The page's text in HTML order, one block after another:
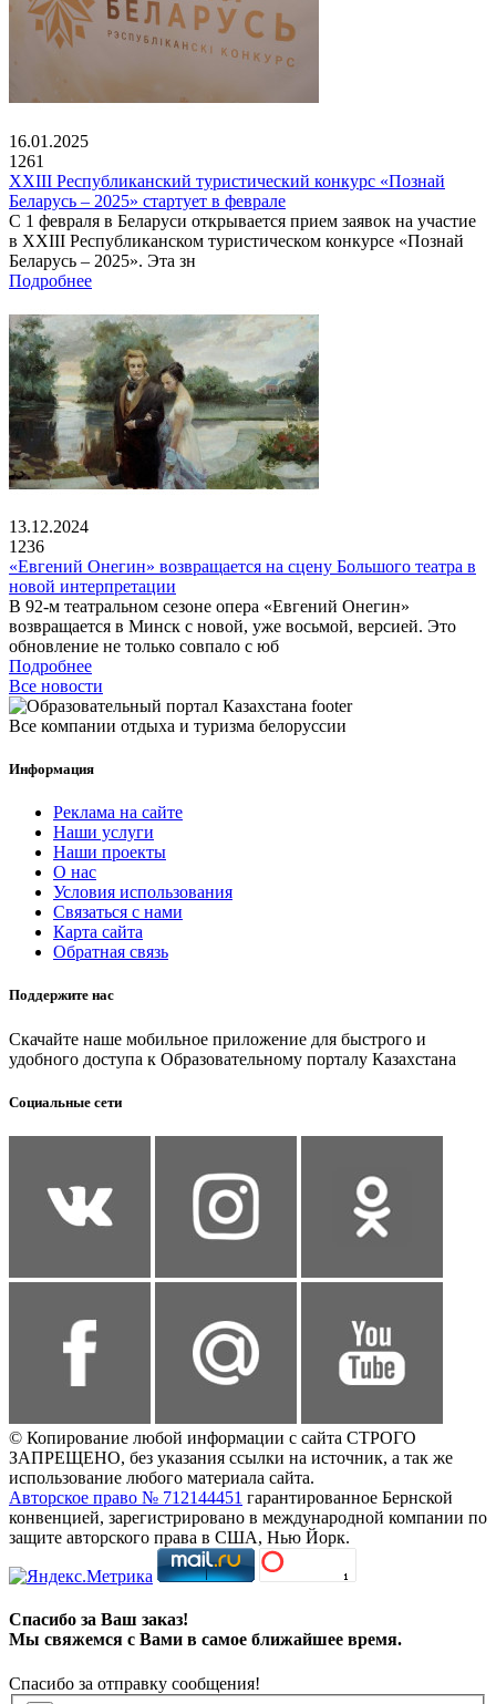
16.01.2025
1261
XXIII Республиканский туристический конкурс «Познай
Беларусь – 2025» стартует в феврале
С 1 февраля в Беларуси открывается прием заявок на участие
в XXIII Республиканском туристическом конкурсе «Познай
Беларусь – 2025». Эта зн
Подробнее
13.12.2024
1236
«Евгений Онегин» возвращается на сцену Большого театра в
новой интерпретации
В 92-м театральном сезоне опера «Евгений Онегин»
возвращается в Минск с новой, уже восьмой, версией. Это
обновление не только совпало с юб
Подробнее
Все новости
Все компании отдыха и туризма белоруссии
Информация
Реклама на сайте
Наши услуги
Наши проекты
О нас
Условия использования
Связаться с нами
Карта сайта
Обратная связь
Поддержите нас
Скачайте наше мобильное приложение для быстрого и
удобного доступа к Образовательному порталу Казахстана
Социальные сети
© Копирование любой информации с сайта СТРОГО
ЗАПРЕЩЕНО, без указания ссылки на источник, а так же
использование любого материала сайта.
Авторское право № 712144451 гарантированное Бернской
конвенцией, зарегистрировано в международной компании по
защите авторского права в США, Нью Йорк.
Спасибо за Ваш заказ!
Мы свяжемся с Вами в самое ближайшее время.
Спасибо за отправку сообщения!